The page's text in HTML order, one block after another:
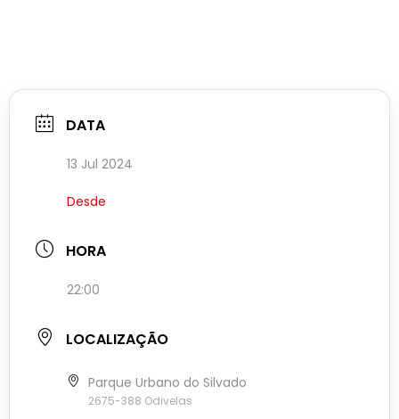
DATA
13 Jul 2024
Desde
HORA
22:00
LOCALIZAÇÃO
Parque Urbano do Silvado
2675-388 Odivelas